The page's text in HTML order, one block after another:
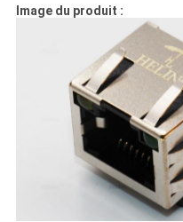
Image du produit :